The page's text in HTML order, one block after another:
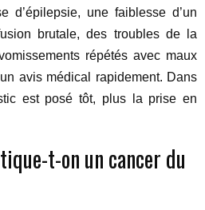
d’épilepsie, une faiblesse d’un
brutale, des troubles de la
répétés avec maux
avis médical rapidement. Dans
est posé tôt, plus la prise en
t-on un cancer du